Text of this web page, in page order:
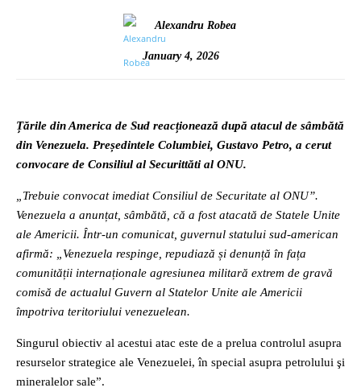
Alexandru Robea
January 4, 2026
Țările din America de Sud reacționează după atacul de sâmbătă
din Venezuela. Președintele Columbiei, Gustavo Petro, a cerut
convocare de Consiliul al Securittăti al ONU.
„Trebuie convocat imediat Consiliul de Securitate al ONU”.
Venezuela a anunțat, sâmbătă, că a fost atacată de Statele Unite
ale Americii. Într-un comunicat, guvernul statului sud-american
afirmă: „Venezuela respinge, repudiază și denunță în fața
comunității internaționale agresiunea militară extrem de gravă
comisă de actualul Guvern al Statelor Unite ale Americii
împotriva teritoriului venezuelean.
Singurul obiectiv al acestui atac este de a prelua controlul asupra
resurselor strategice ale Venezuelei, în special asupra petrolului şi
mineralelor sale”.